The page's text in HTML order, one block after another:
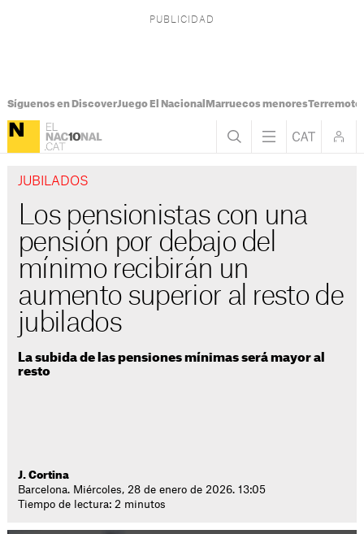
Síguenos en DiscoverJuego El Nacional Marruecos menoresTerremoto
JUBILADOS
Los pensionistas con una
pensión por debajo del
mínimo recibirán un
aumento superior al resto de
jubilados
La subida de las pensiones mínimas será mayor al
resto
J. Cortina
Barcelona. Miércoles, 28 de enero de 2026. 13:05
Tiempo de lectura: 2 minutos